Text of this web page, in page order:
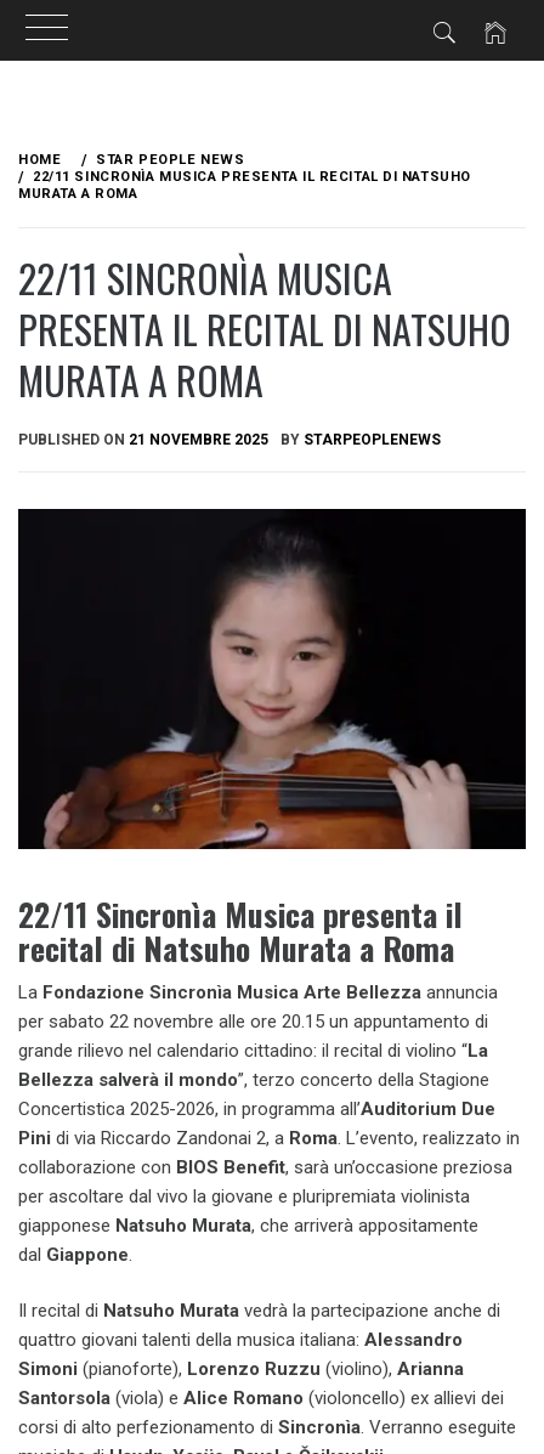
content
HOME
STAR PEOPLE NEWS
22/11 SINCRONÌA MUSICA PRESENTA IL RECITAL DI NATSUHO
MURATA A ROMA
22/11 SINCRONÌA MUSICA
PRESENTA IL RECITAL DI NATSUHO
MURATA A ROMA
PUBLISHED ON 21 NOVEMBRE 2025 BY STARPEOPLENEWS
22/11 Sincronìa Musica presenta il
recital di Natsuho Murata a Roma
La Fondazione Sincronìa Musica Arte Bellezza annuncia
per sabato 22 novembre alle ore 20.15 un appuntamento di
grande rilievo nel calendario cittadino: il recital di violino “La
Bellezza salverà il mondo”, terzo concerto della Stagione
Concertistica 2025-2026, in programma all’Auditorium Due
Pini di via Riccardo Zandonai 2, a Roma . L’evento, realizzato in
collaborazione con BIOS Benefit, sarà un’occasione preziosa
per ascoltare dal vivo la giovane e pluripremiata violinista
giapponese Natsuho Murata, che arriverà appositamente
dal Giappone
Il recital di Natsuho Murata vedrà la partecipazione anche di
quattro giovani talenti della musica italiana: Alessandro
Simoni (pianoforte), Lorenzo Ruzzu (violino), Arianna
Santorsola (viola) e Alice Romano (violoncello) ex allievi dei
corsi di alto perfezionamento di Sincronìa. Verranno eseguite